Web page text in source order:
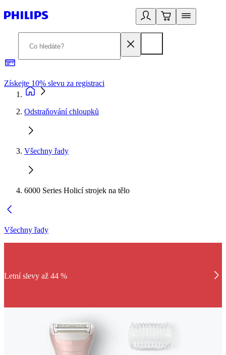
Získejte 10% slevu za registraci
Odstraňování chloupků
Všechny řady
6000 Series Holicí strojek na tělo
Všechny řady
Letní slevy až 44 %